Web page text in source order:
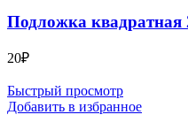
Подложка квадратная
20₽
Быстрый просмотр
Добавить в избранное